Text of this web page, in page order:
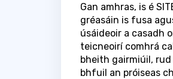
Gan amhras, is é
gréasáin is fusa
úsáideoir a casadh
teicneoirí comhrá
bheith gairmiúil,
bhfuil an próiseas